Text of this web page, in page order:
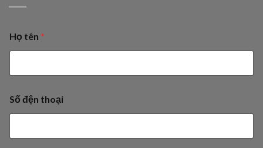
Họ tên *
Số đện thoại